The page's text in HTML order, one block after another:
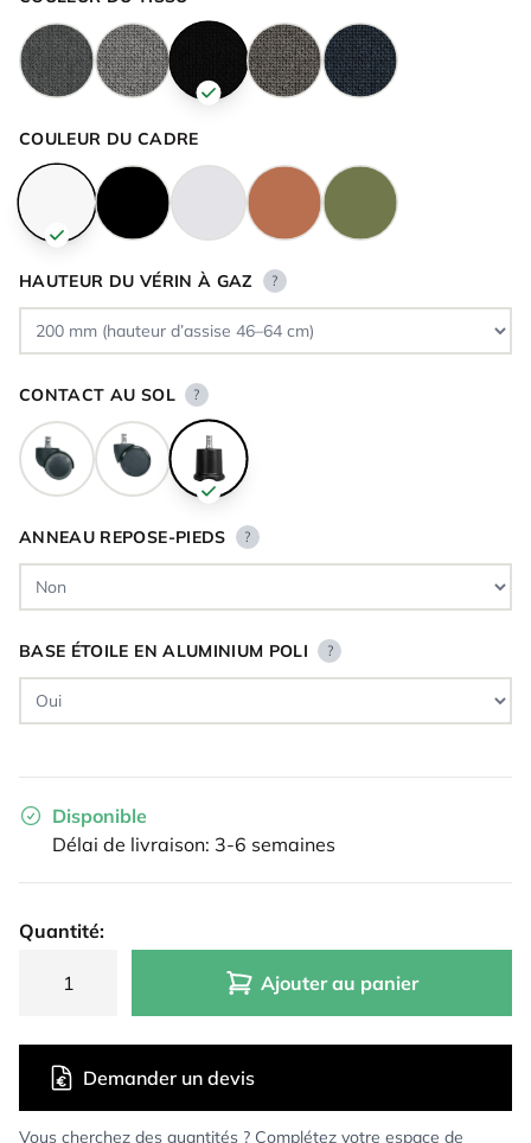
COULEUR DU CADRE
HAUTEUR DU VÉRIN À GAZ ?
CONTACT AU SOL ?
ANNEAU REPOSE-PIEDS ?
BASE ÉTOILE EN ALUMINIUM POLI ?
Disponible
Délai de livraison: 3-6 semaines
Quantité:
Ajouter au panier
Vous cherchez des quantités ? Complétez votre espace de
Demander un devis